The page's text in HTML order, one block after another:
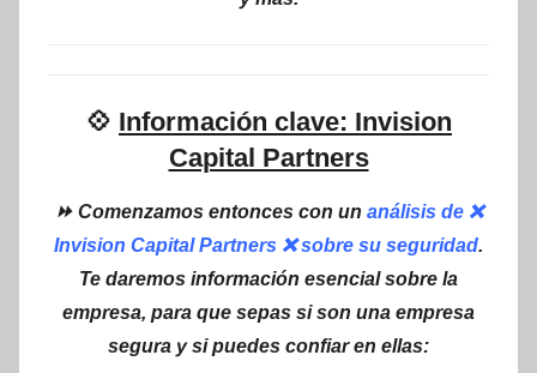
💠 Información clave: Invision
Capital Partners
⏩ Comenzamos entonces con un análisis de ❌
Invision Capital Partners ❌ sobre su seguridad.
Te daremos información esencial sobre la
empresa, para que sepas si son una empresa
segura y si puedes confiar en ellas: